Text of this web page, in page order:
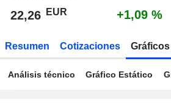
22,26 EUR +1,09 %
Resumen Cotizaciones Gráficos
Análisis técnico Gráfico Estático